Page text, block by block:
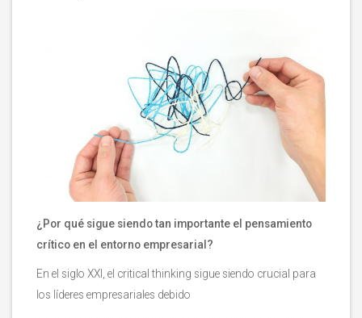
¿Por qué sigue siendo tan importante el pensamiento
crítico en el entorno empresarial?
En el siglo XXI, el critical thinking sigue siendo crucial para
los líderes empresariales debido